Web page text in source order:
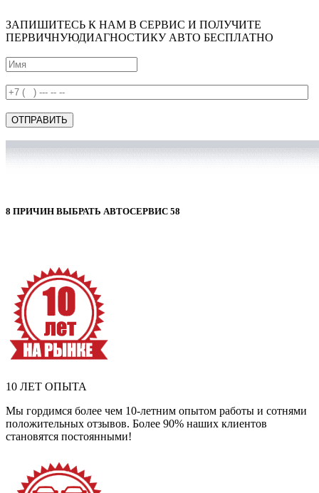
ЗАПИШИТЕСЬ К НАМ В СЕРВИС И ПОЛУЧИТЕ
ПЕРВИЧНУЮДИАГНОСТИКУ АВТО БЕСПЛАТНО
8 ПРИЧИН ВЫБРАТЬ АВТОСЕРВИС 58
10 ЛЕТ ОПЫТА
Мы гордимся более чем 10-летним опытом работы и сотнями
положительных отзывов. Более 90% наших клиентов
становятся постоянными!